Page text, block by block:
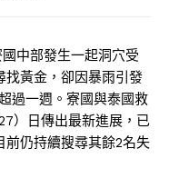
中部發生一起洞穴受
找黃金，卻因暴雨引發
過一週。寮國與泰國救
）日傳出最新進展，已
前仍持續搜尋其餘2名失